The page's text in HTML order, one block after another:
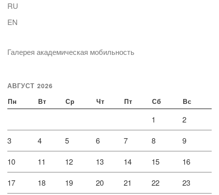
RU
EN
Галерея академическая мобильность
АВГУСТ 2026
Пн Вт Ср Чт Пт Сб Вс
1 2
3 4 5 6 7 8 9
10 11 12 13 14 15 16
17 18 19 20 21 22 23